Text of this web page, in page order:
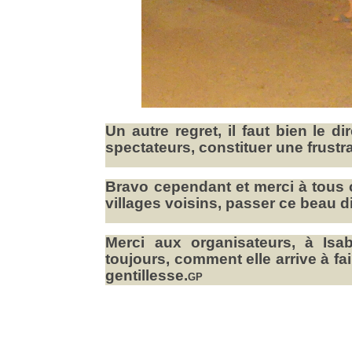
Un autre regret, il faut bien le
spectateurs, constituer une
Bravo cependant et merci à
villages voisins, passer ce beau
Merci aux organisateurs, à
toujours, comment elle arrive à
gentillesse.GP